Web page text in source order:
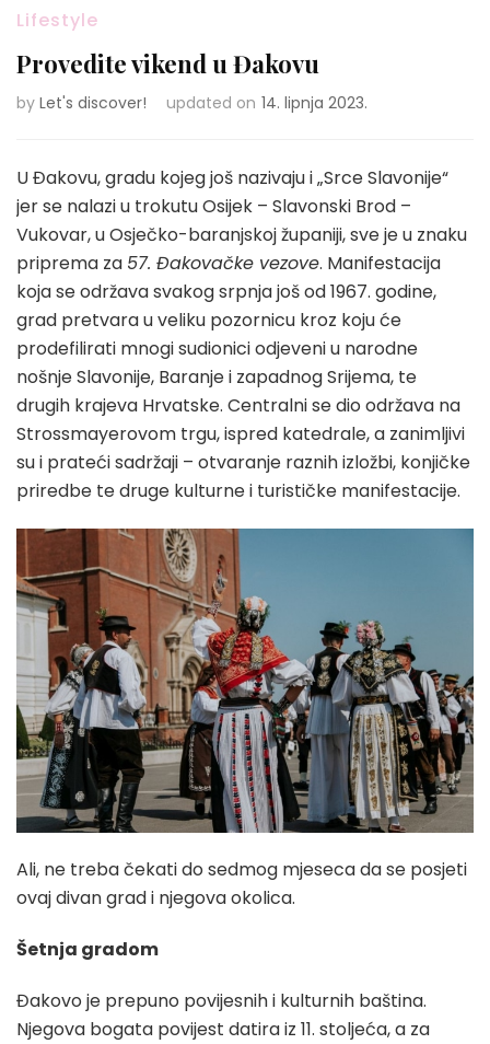
Lifestyle
Provedite vikend u Đakovu
by Let's discover! updated on 14. lipnja 2023.
U Đakovu, gradu kojeg još nazivaju i „Srce Slavonije“
jer se nalazi u trokutu Osijek – Slavonski Brod –
Vukovar, u Osječko-baranjskoj županiji, sve je u znaku
priprema za 57. Đakovačke vezove. Manifestacija
koja se održava svakog srpnja još od 1967. godine,
grad pretvara u veliku pozornicu kroz koju će
prodefilirati mnogi sudionici odjeveni u narodne
nošnje Slavonije, Baranje i zapadnog Srijema, te
drugih krajeva Hrvatske. Centralni se dio održava na
Strossmayerovom trgu, ispred katedrale, a zanimljivi
su i prateći sadržaji – otvaranje raznih izložbi, konjičke
priredbe te druge kulturne i turističke manifestacije.
Ali, ne treba čekati do sedmog mjeseca da se posjeti
ovaj divan grad i njegova okolica.
Šetnja gradom
Đakovo je prepuno povijesnih i kulturnih baština.
Njegova bogata povijest datira iz 11. stoljeća, a za